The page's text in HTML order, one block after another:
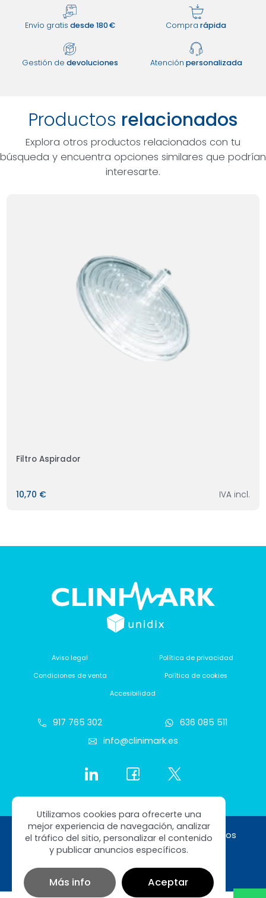
Utilizamos cookies para ofrecerte una
mejor experiencia de navegación, analizar
el tráfico del sitio, personalizar el contenido
y publicar anuncios específicos.
Aceptar
Más info
Envío gratis desde 180 € Comprarápida
Gestión de devoluciones Atención personalizada
Productos relacionados
Explora otros productos relacionados con tu
búsqueda y encuentra opciones similares que podrían
interesarte.
Filtro Aspirador
10,70 € IVA incl.
Aviso legal
Política de privacidad
Condiciones de venta
Política de cookies
Accesibilidad
917 765 302
636 085 511
info@clinimark.es
Copyright © 2026 Clinimark. Todos los derechos
reservados
Diseño web SGM